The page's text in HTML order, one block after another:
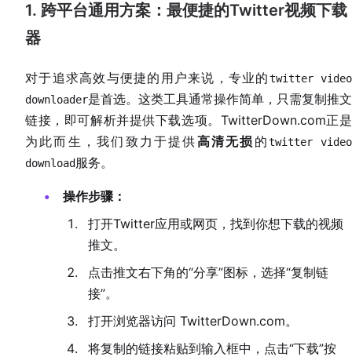
1. 跨平台通用方案：最便捷的Twitter视频下载
器
对于追求高效与便捷的用户来说，专业的twitter video
downloader是首选。这类工具通常操作简单，只需复制推文
链接，即可解析并提供下载选项。TwitterDown.com正是
为此而生，我们致力于提供高清无损 的twitter video
download服务。
操作步骤：
打开Twitter应用或网页，找到你想下载的视频
推文。
点击推文右下角的“分享”图标，选择“复制链
接”。
打开浏览器访问 TwitterDown.com。
将复制的链接粘贴到输入框中，点击“下载”按